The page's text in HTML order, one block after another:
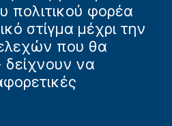
πολιτικού φορέα
στίγμα μέχρι την
που θα
να